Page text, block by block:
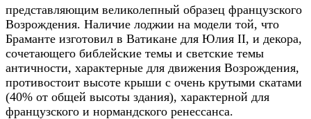
представляющим великолепный образец французского
Возрождения. Наличие лоджии на модели той, что
Браманте изготовил в Ватикане для Юлия II, и декора,
сочетающего библейские темы и светские темы
античности, характерные для движения Возрождения,
противостоит высоте крыши с очень крутыми скатами
(40% от общей высоты здания), характерной для
французского и нормандского ренессанса.